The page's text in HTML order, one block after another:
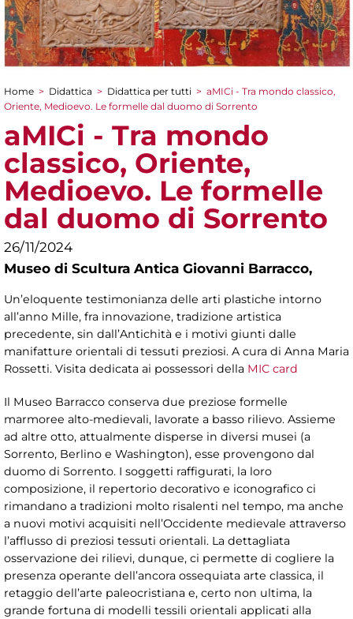
Tu sei qui
Home > Didattica > Didattica per tutti > aMICi - Tra mondo classico,
Oriente, Medioevo. Le formelle dal duomo di Sorrento
aMICi - Tra mondo
classico, Oriente,
Medioevo. Le formelle
dal duomo di Sorrento
26/11/2024
Museo di Scultura Antica Giovanni Barracco,
Un’eloquente testimonianza delle arti plastiche intorno
all’anno Mille, fra innovazione, tradizione artistica
precedente, sin dall’Antichità e i motivi giunti dalle
manifatture orientali di tessuti preziosi. A cura di Anna Maria
Rossetti. Visita dedicata ai possessori della MIC card
Il Museo Barracco conserva due preziose formelle
marmoree alto-medievali, lavorate a basso rilievo. Assieme
ad altre otto, attualmente disperse in diversi musei (a
Sorrento, Berlino e Washington), esse provengono dal
duomo di Sorrento. I soggetti raffigurati, la loro
composizione, il repertorio decorativo e iconografico ci
rimandano a tradizioni molto risalenti nel tempo, ma anche
a nuovi motivi acquisiti nell’Occidente medievale attraverso
l’afflusso di preziosi tessuti orientali. La dettagliata
osservazione dei rilievi, dunque, ci permette di cogliere la
presenza operante dell’ancora ossequiata arte classica, il
retaggio dell’arte paleocristiana e, certo non ultima, la
grande fortuna di modelli tessili orientali applicati alla